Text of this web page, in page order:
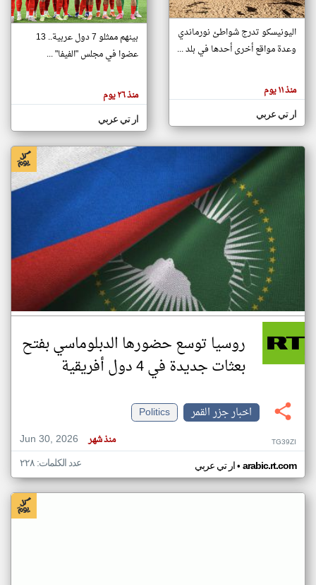
تغيير الدولة
اخبار جزر القمر على مدار الساعة
أهم اخبار جزر القمر العاجلة والمباشرة
هنا عن
وجهة
كاتبيها.
اليونيسكو تدرج شواطئ نورماندي
وعدة مواقع أخرى أحدها في بلد ...
منذ ١١ يوم
ار تي عربي
بينهم ممثلو 7 دول عربية.. 13
عضوا في مجلس "الفيفا" ...
منذ ٢٦ يوم
ار تي عربي
روسيا توسع حضورها الدبلوماسي بفتح
بعثات جديدة في 4 دول أفريقية
اخبار جزر القمر
Politics
Jun 30, 2026
منذ شهر TG39ZI
ار تي عربي• arabic.rt.com عدد الكلمات: ٢٢٨
klyoum.com